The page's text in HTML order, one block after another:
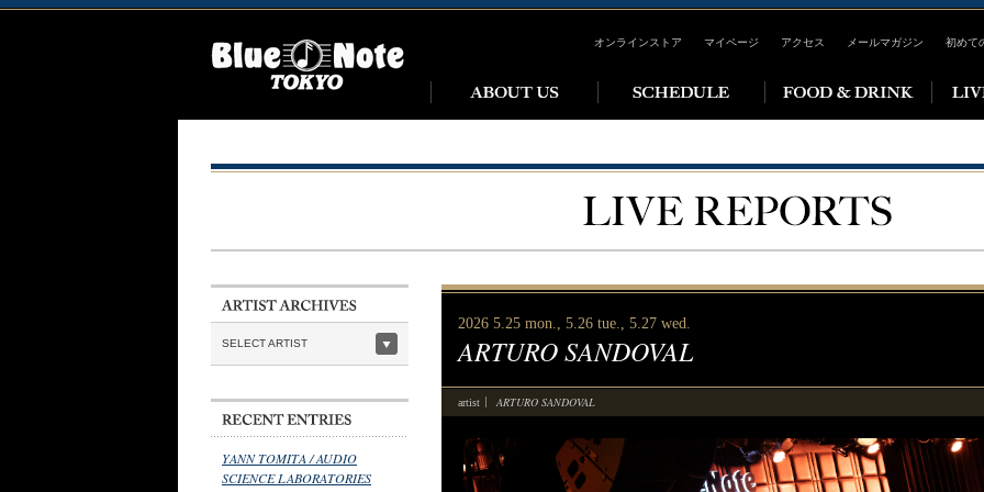
オンラインストア マイページ アクセス メールマガジン 初めて
SELECT ARTIST
YANN TOMITA / AUDIO
SCIENCE LABORATORIES
2026 5.25 mon., 5.26 tue., 5.27 wed.
ARTURO SANDOVAL
artist ARTURO SANDOVAL